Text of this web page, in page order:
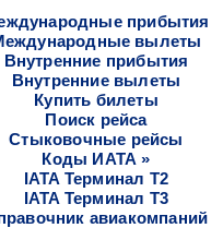
прибытия
вылеты
Внутренние прибытия
Внутренние вылеты
Купить билеты
Поиск рейса
Стыковочные рейсы
Коды ИАТА »
IATA Терминал Т2
IATA Терминал Т3
авиакомпаний